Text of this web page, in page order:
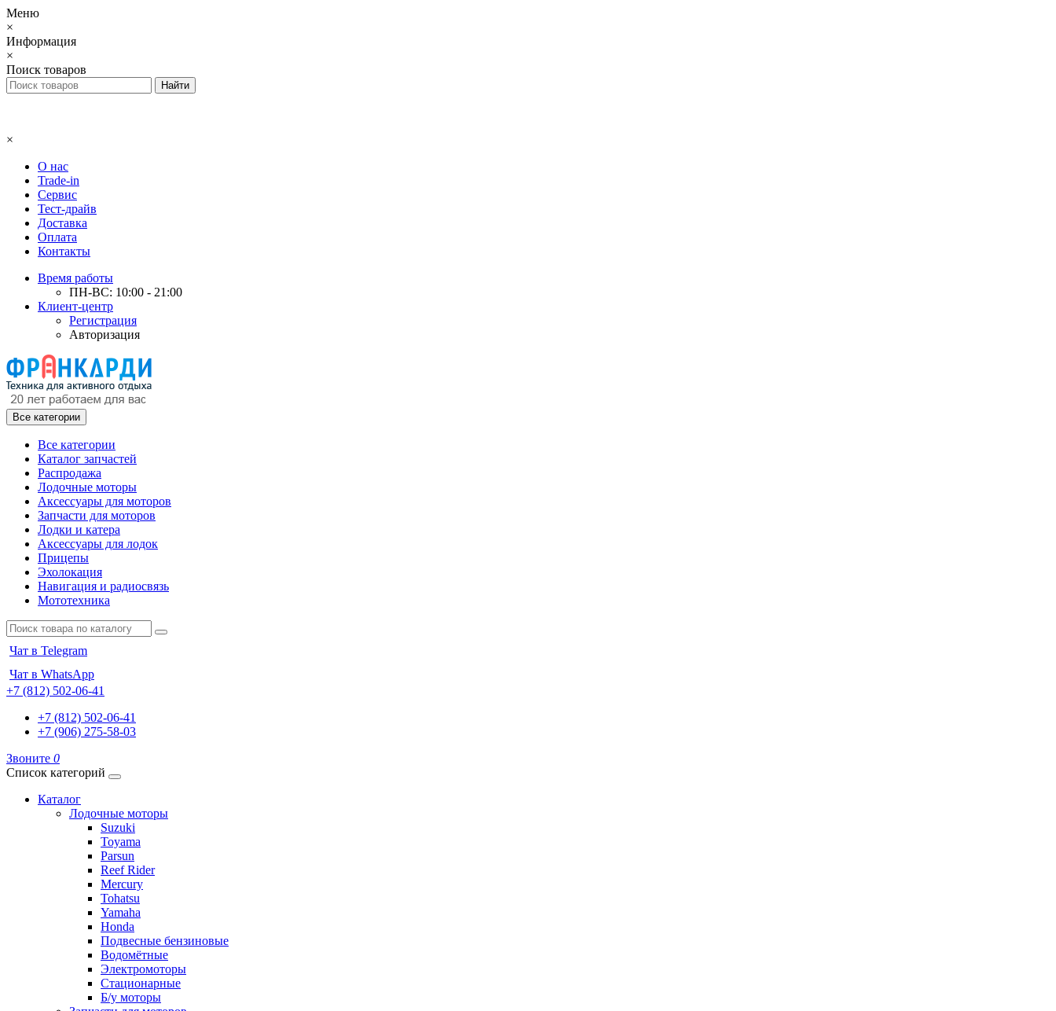
Меню
×
Информация
×
Поиск товаров
×
О нас
Trade-in
Сервис
Тест-драйв
Доставка
Оплата
Контакты
Время работы
ПН-ВС: 10:00 - 21:00
Клиент-центр
Регистрация
Авторизация
Все категории
Все категории
Каталог запчастей
Распродажа
Лодочные моторы
Аксессуары для моторов
Запчасти для моторов
Лодки и катера
Аксессуары для лодок
Прицепы
Эхолокация
Навигация и радиосвязь
Мототехника
Чат в Telegram
Чат в WhatsApp
+7 (812) 502-06-41
+7 (812) 502-06-41
+7 (906) 275-58-03
Звоните 0
Список категорий
Каталог
Лодочные моторы
Suzuki
Toyama
Parsun
Reef Rider
Mercury
Tohatsu
Yamaha
Honda
Подвесные бензиновые
Водомётные
Электромоторы
Стационарные
Б/у моторы